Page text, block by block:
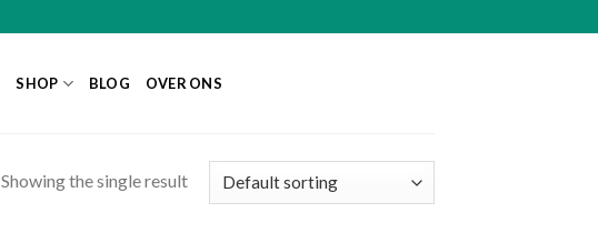
SHOP BLOG OVER ONS
Showing the single result